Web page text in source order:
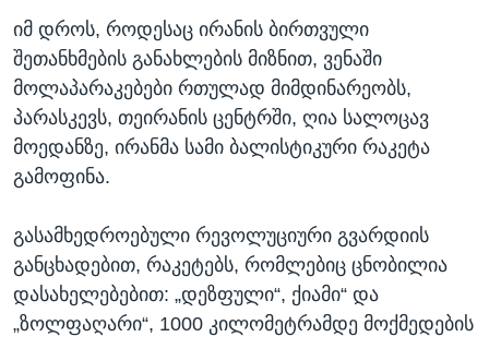
ᲒᲐᲚᲘᲚᲔᲝ
ᲓᲔᲖᲘᲜᲤᲝᲠᲛᲐᲪᲘᲐ
ენები
იმ დროს, როდესაც ირანის ბირთვული
შეთანხმების განახლების მიზნით, ვენაში
მოლაპარაკებები რთულად მიმდინარეობს,
პარასკევს, თეირანის ცენტრში, ღია სალოცავ
მოედანზე, ირანმა სამი ბალისტიკური რაკეტა
გამოფინა.
გასამხედროებული რევოლუციური გვარდიის
განცხადებით, რაკეტებს, რომლებიც ცნობილია
დასახელებებით: „დეზფული“, ქიამი“ და
„ზოლფაღარი“, 1000 კილომეტრამდე მოქმედების